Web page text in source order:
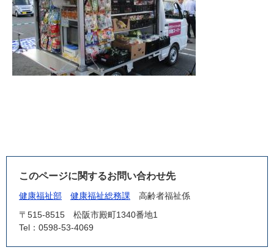
このページに関するお問い合わせ先
健康福祉部 健康福祉総務課
高齢者福祉係
〒515-8515
松阪市殿町1340番地1
Tel：0598-53-4069